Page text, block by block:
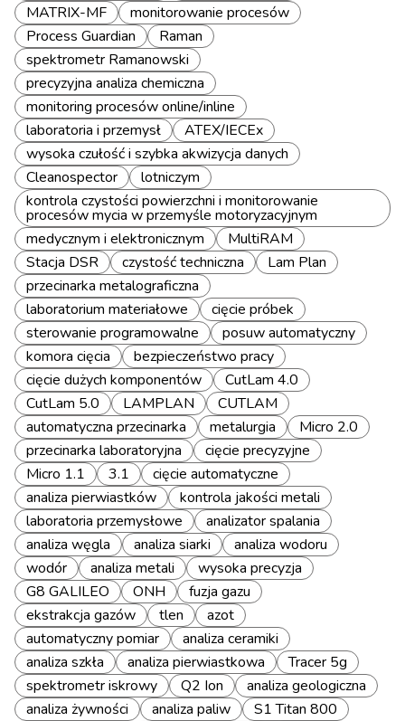
MATRIX-MF
monitorowanie procesów
Process Guardian
Raman
spektrometr Ramanowski
precyzyjna analiza chemiczna
monitoring procesów online/inline
laboratoria i przemysł
ATEX/IECEx
wysoka czułość i szybka akwizycja danych
Cleanospector
lotniczym
kontrola czystości powierzchni i monitorowanie
procesów mycia w przemyśle motoryzacyjnym
medycznym i elektronicznym
MultiRAM
Stacja DSR
czystość techniczna
Lam Plan
przecinarka metalograficzna
laboratorium materiałowe
cięcie próbek
sterowanie programowalne
posuw automatyczny
komora cięcia
bezpieczeństwo pracy
cięcie dużych komponentów
CutLam 4.0
CutLam 5.0
LAMPLAN
CUTLAM
automatyczna przecinarka
metalurgia
Micro 2.0
przecinarka laboratoryjna
cięcie precyzyjne
Micro 1.1
3.1
cięcie automatyczne
analiza pierwiastków
kontrola jakości metali
laboratoria przemysłowe
analizator spalania
analiza węgla
analiza siarki
analiza wodoru
wodór
analiza metali
wysoka precyzja
G8 GALILEO
ONH
fuzja gazu
ekstrakcja gazów
tlen
azot
automatyczny pomiar
analiza ceramiki
analiza szkła
analiza pierwiastkowa
Tracer 5g
spektrometr iskrowy
Q2 Ion
analiza geologiczna
analiza żywności
analiza paliw
S1 Titan 800